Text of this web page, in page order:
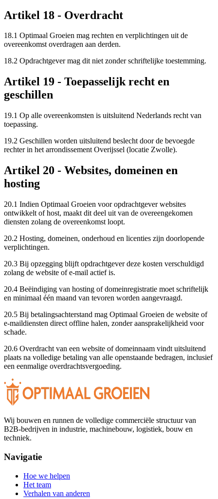
Artikel 18 - Overdracht
18.1 Optimaal Groeien mag rechten en verplichtingen uit de
overeenkomst overdragen aan derden.
18.2 Opdrachtgever mag dit niet zonder schriftelijke toestemming.
Artikel 19 - Toepasselijk recht en
geschillen
19.1 Op alle overeenkomsten is uitsluitend Nederlands recht van
toepassing.
19.2 Geschillen worden uitsluitend beslecht door de bevoegde
rechter in het arrondissement Overijssel (locatie Zwolle).
Artikel 20 - Websites, domeinen en
hosting
20.1 Indien Optimaal Groeien voor opdrachtgever websites
ontwikkelt of host, maakt dit deel uit van de overeengekomen
diensten zolang de overeenkomst loopt.
20.2 Hosting, domeinen, onderhoud en licenties zijn doorlopende
verplichtingen.
20.3 Bij opzegging blijft opdrachtgever deze kosten verschuldigd
zolang de website of e-mail actief is.
20.4 Beëindiging van hosting of domeinregistratie moet schriftelijk
en minimaal één maand van tevoren worden aangevraagd.
20.5 Bij betalingsachterstand mag Optimaal Groeien de website of
e-maildiensten direct offline halen, zonder aansprakelijkheid voor
schade.
20.6 Overdracht van een website of domeinnaam vindt uitsluitend
plaats na volledige betaling van alle openstaande bedragen, inclusief
een eenmalige overdrachtsvergoeding.
Wij bouwen en runnen de volledige commerciële structuur van
B2B-bedrijven in industrie, machinebouw, logistiek, bouw en
techniek.
Navigatie
Hoe we helpen
Het team
Verhalen van anderen